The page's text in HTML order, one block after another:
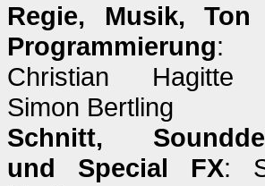
Regie, Musik, Ton
Programmierung:
Christian Hagitte
Simon Bertling
Schnitt,
und Special FX: